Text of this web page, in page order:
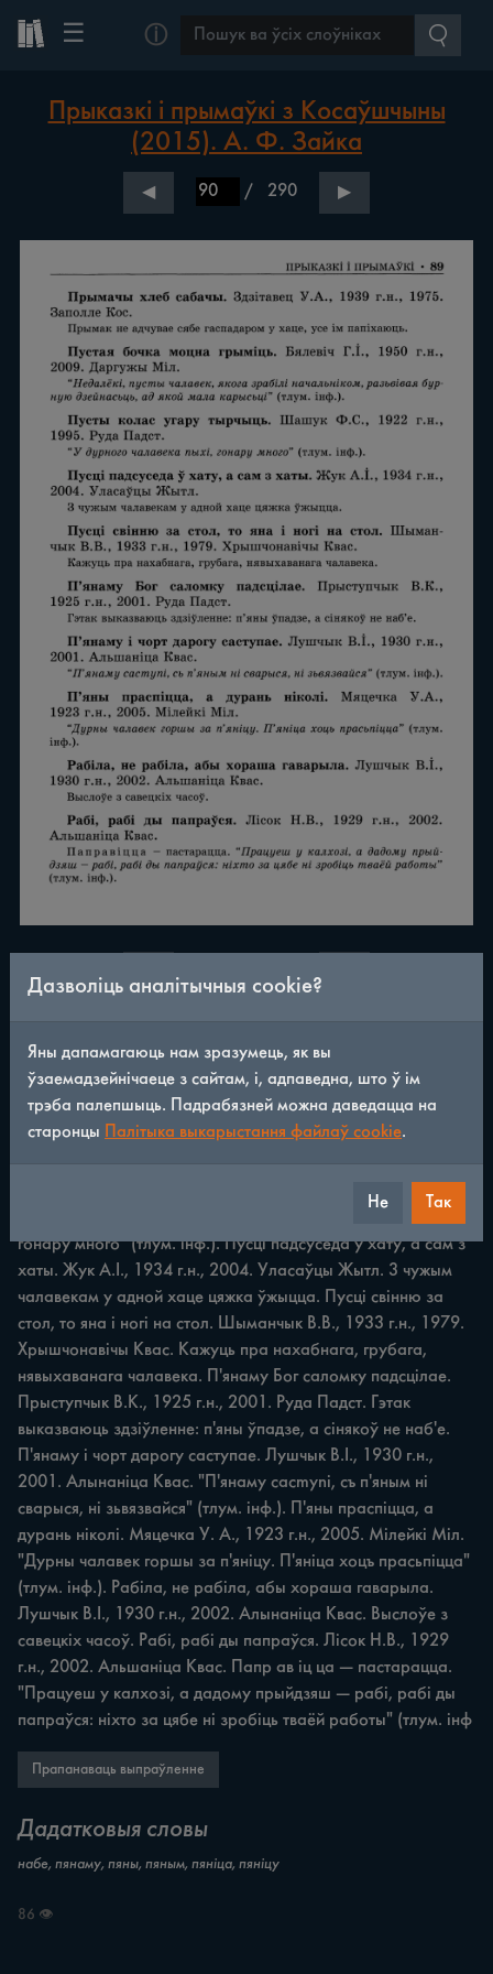
☰ ⓘ
Прыказкі і прымаўкі з Косаўшчыны
(2015). А. Ф. Зайка
◀ / 290 ▶
Здзітавец У.А., 1939 г.н., 1975. Заполле Кос. Прымак не
адчувае сябе гаспадаром у хаце, yce ім папіхаюць. Пустая
бочка моцна грыміць. Бялевіч Г.І., 1950 г.н., 2009. Даргужы
Міл. "Недалёкі, пусты чалавек, якога зрабілі начальніком,
разьвівая бурную дзейнасъцъ, ад якой мала карысьці"
(тлум. інф.). Пусты колас угару тырчыць. Шашук Ф.С.,
гонару много" (тлум. інф.). Пусці падсуседа ў хату, а сам з
хаты. Жук А.І., 1934 г.н., 2004. Уласаўцы Жытл. 3 чужым
чалавекам у адной хаце цяжка ўжыцца. Пусці свінню за
стол, то яна i ногі на стол. Шыманчык В.В., 1933 г.н., 1979.
Хрышчонавічы Квас. Кажуць пра нахабнага, грубага,
нявыхаванага чалавека. П'янаму Бог саломку падсцілае.
Прыступчык В.К., 1925 г.н., 2001. Руда Падст. Гэтак
выказваюць здзіўленне: п'яны ўпадзе, а сінякоў не наб'е.
П'янаму i чорт дарогу саступае. Лушчык B.I., 1930 г.н.,
2001. Алынаніца Квас. "П'янаму cacmyni, съ п'яным ні
сварыся, ні зьвязвайся" (тлум. інф.). П'яны праспіцца, а
дурань ніколі. Мяцечка У. А., 1923 г.н., 2005. Мілейкі Міл.
"Дурны чалавек горшы за п'яніцу. П'яніца хоцъ прасьпіцца"
(тлум. інф.). Рабіла, не рабіла, абы хораша гаварыла.
Лушчык В.І., 1930 г.н., 2002. Алынаніца Квас. Выслоўе з
савецкіх часоў. Рабі, рабі ды папраўся. Лісок H.B., 1929
г.н., 2002. Альшаніца Квас. Папр ав іц ца — пастарацца.
"Працуеш у калхозі, a дадому прыйдзяш — рабі, рабі ды
папраўся: ніхто за цябе ні зробіць тваёй работы" (тлум. інф
Прапанаваць выпраўленне
Дадатковыя словы
набе, пянаму, пяны, пяным, пяніца, пяніцу
86 👁
Дазволіць аналітычныя cookie?
Яны дапамагаюць нам зразумець, як вы
ўзаемадзейнічаеце з сайтам, і, адпаведна, што ў ім
трэба палепшыць. Падрабязней можна даведацца на
старонцы
Палітыка выкарыстання файлаў cookie.
Не Так